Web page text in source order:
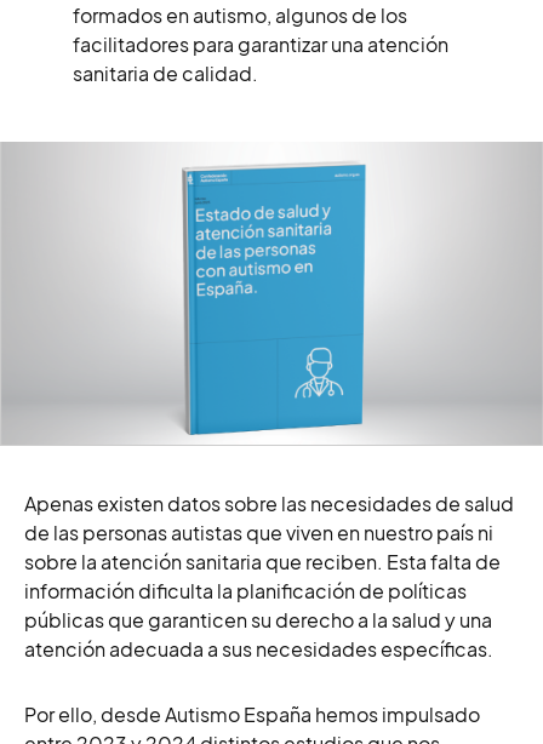
formados en autismo, algunos de los
facilitadores para garantizar una atención
sanitaria de calidad.
Apenas existen datos sobre las necesidades de salud
de las personas autistas que viven en nuestro país ni
sobre la atención sanitaria que reciben. Esta falta de
información dificulta la planificación de políticas
públicas que garanticen su derecho a la salud y una
atención adecuada a sus necesidades específicas.
Por ello, desde Autismo España hemos impulsado